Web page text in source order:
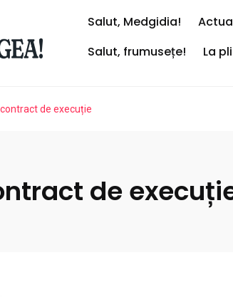
Salut, Medgidia!
Salut, frumusețe!
La
contract de execuție
de